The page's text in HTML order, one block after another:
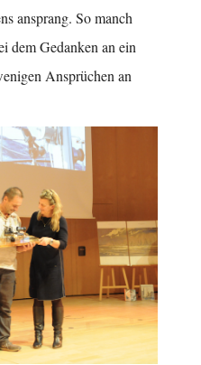
ansprang. So manch
dem Gedanken an ein
Ansprüchen an